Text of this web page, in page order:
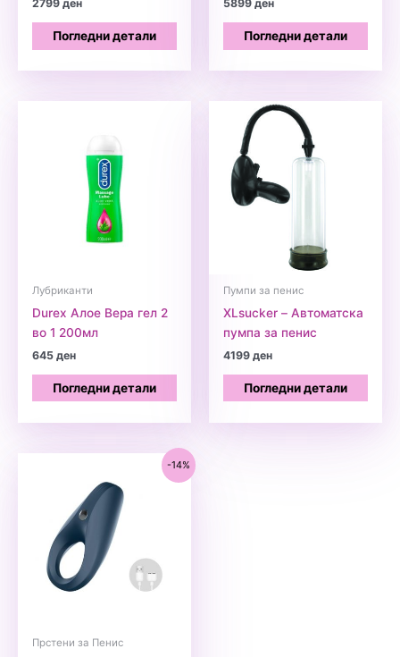
2799ден
Погледни детали
5899ден
Погледни детали
Лубриканти
Durex Алое Вера гел 2
во 1 200мл
645ден
Погледни детали
Пумпи за пенис
XLsucker – Автоматска
пумпа за пенис
4199ден
Погледни детали
-14%
Прстени за Пенис